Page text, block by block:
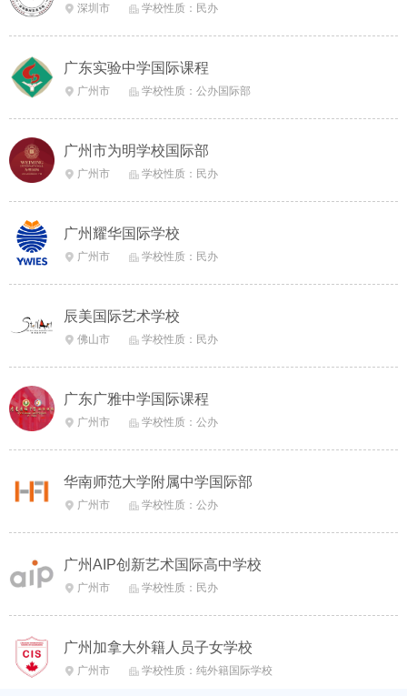
 深圳市  学校性质：民办
广东实验中学国际课程
 广州市  学校性质：公办国际部
广州市为明学校国际部
 广州市  学校性质：民办
广州耀华国际学校
 广州市  学校性质：民办
辰美国际艺术学校
 佛山市  学校性质：民办
广东广雅中学国际课程
 广州市  学校性质：公办
华南师范大学附属中学国际部
 广州市  学校性质：公办
广州AIP创新艺术国际高中学校
 广州市  学校性质：民办
广州加拿大外籍人员子女学校
 广州市  学校性质：纯外籍国际学校